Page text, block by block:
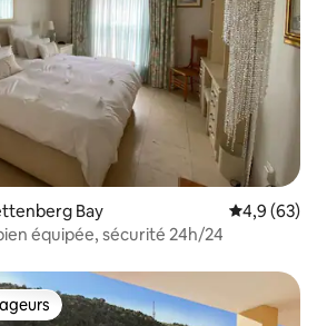
Bay Évaluation
4,9 (63)
équipée, sécurité 24h/24